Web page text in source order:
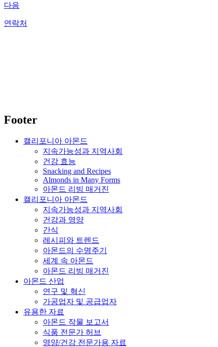
다음
연락처
Footer
캘리포니아 아몬드
지속가능성과 지역사회
건강 효능
Snacking and Recipes
Almonds in Many Forms
아몬드 리빙 매거진
캘리포니아 아몬드
지속가능성과 지역사회
건강과 영양
간식
레시피와 트렌드
아몬드의 수명주기
세계 속 아몬드
아몬드 리빙 매거진
아몬드 산업
연구 및 혁신
가공업자 및 공급업자
유용한 자료
아몬드 작물 보고서
식품 전문가 허브
영양/건강 전문가용 자료